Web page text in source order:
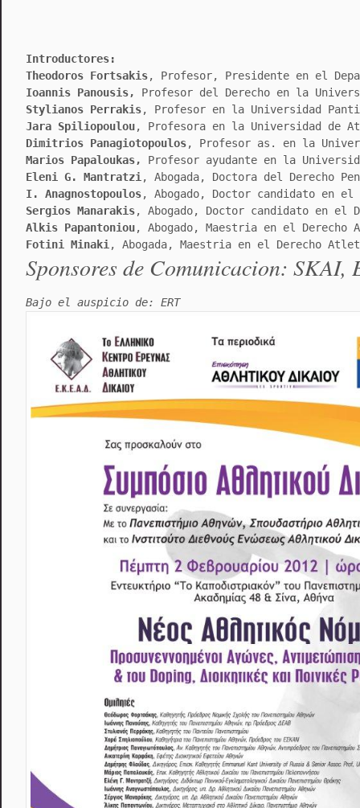
Introductores:
Theodoros Fortsakis, Profesor, Presidente en el
Ioannis Panousis,
Profesor del Derecho en la
Stylianos Perrakis, Profesor en la Universidad
Jara Spiliopoulou, Profesora en la Universidad de
Dimitrios Panagiotopoulos, Profesor as. en la
Marios Papaloukas,
Profesor ayudante en la
Eleni G. Mantratzi, Abogada, Doctora del Derecho
I. Anagnostopoulos, Abogado, Doctor candidato en
Sergios Manarakis, Abogado, Doctor candidato en el
Alkis Papantoniou, Abogado, Maestria en el Derecho
Fotini Minaki, Abogada, Maestria en el Derecho
Sponsores de Comunicacion: SKAI,
Bajo el auspicio de: ERT